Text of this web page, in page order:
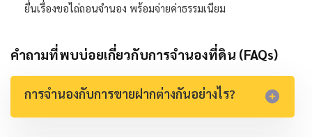
ยื่นเรื่องขอไถ่ถอนจำนอง พร้อมจ่ายค่าธรรมเนียม
คำถามที่พบบ่อยเกี่ยวกับการจำนองที่ดิน (FAQs)
การจำนองกับการขายฝากต่างกันอย่างไร?